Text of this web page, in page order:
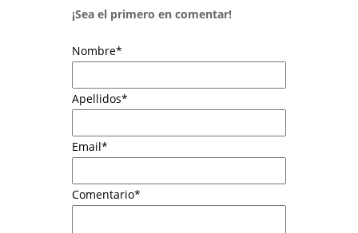
¡Sea el primero en comentar!
Nombre*
Apellidos*
Email*
Comentario*